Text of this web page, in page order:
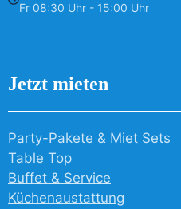
Fr 08:30 Uhr - 15:00 Uhr
Jetzt mieten
Party-Pakete & Miet Sets
Table Top
Buffet & Service
Küchenaustattung